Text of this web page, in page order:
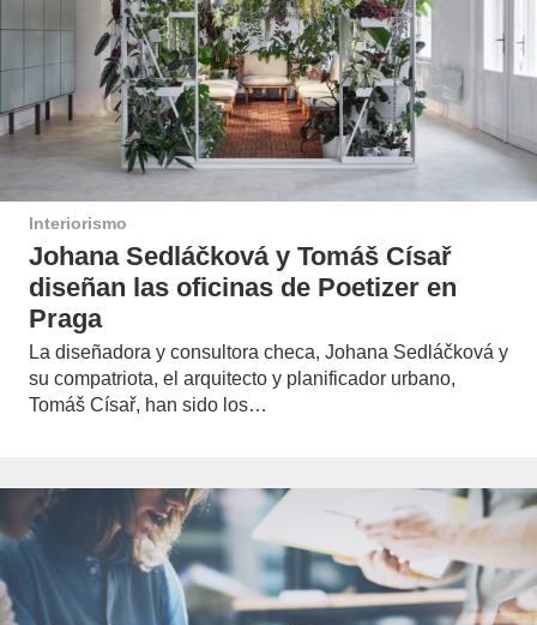
Interiorismo
Johana Sedláčková y Tomáš Císař
diseñan las oficinas de Poetizer en
Praga
La diseñadora y consultora checa, Johana Sedláčková y
su compatriota, el arquitecto y planificador urbano,
Tomáš Císař, han sido los…